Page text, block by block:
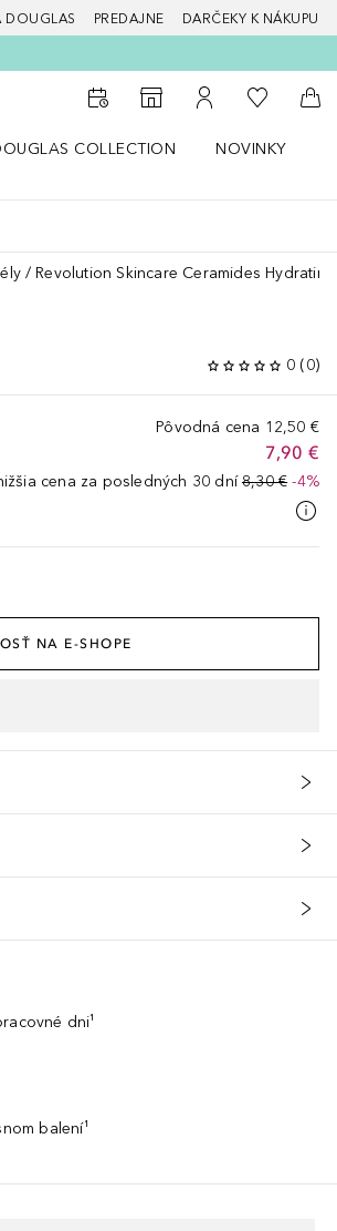
DOUGLAS PREDAJNE DARČEKY K NÁKUPU
Do vyhľadávača predajní
Do môjho účtu
Do môjho
Do
COLLECTION
NOVINKY
Revolution Skincare Ceramides
0 (0)
Pôvodná cena 12,50 €
7,90 €
cena za posledných 30 dní 8,30 €-4%
NA E-SHOPE
dni¹
balení¹